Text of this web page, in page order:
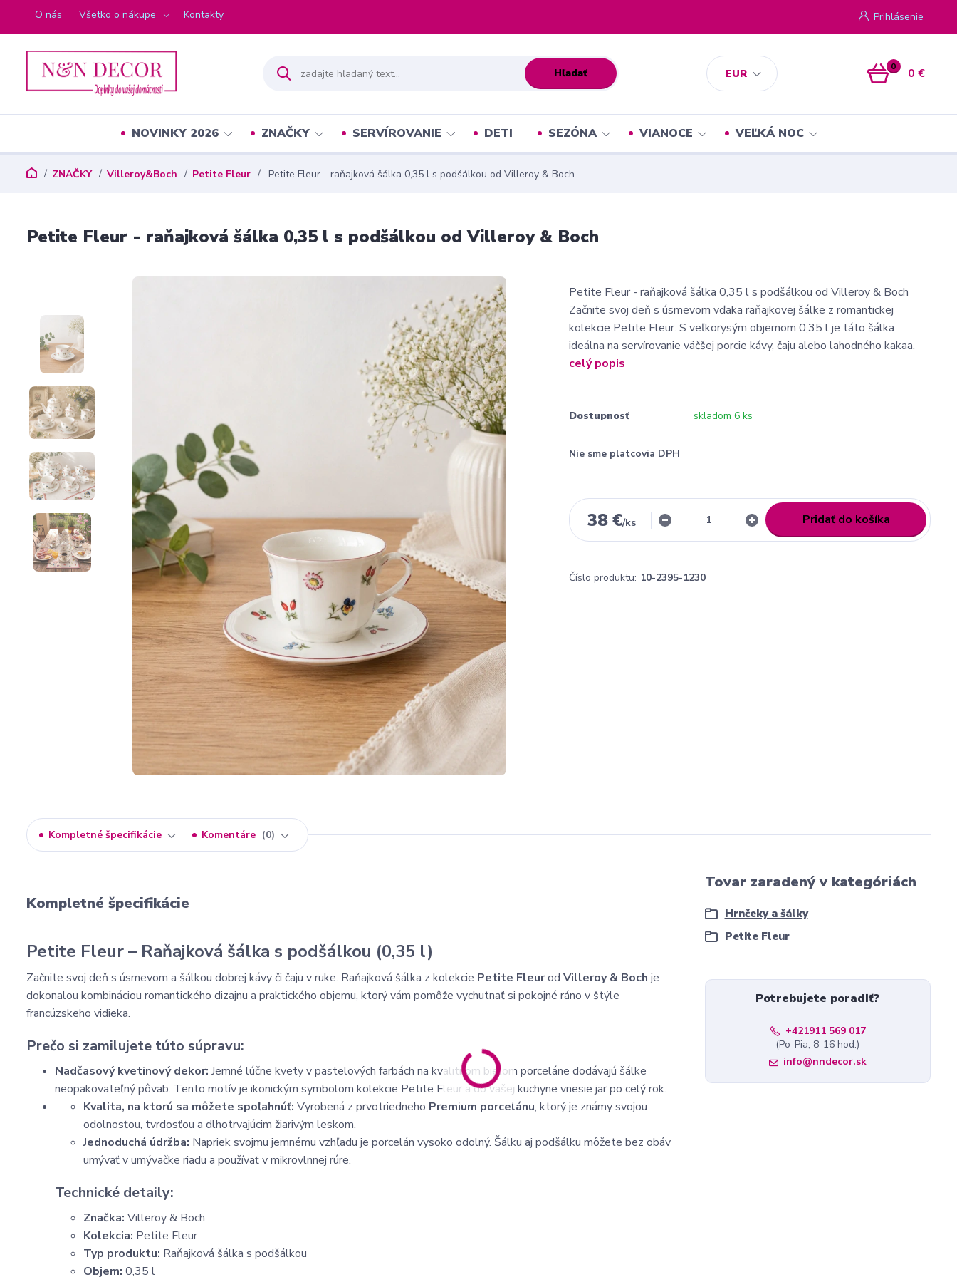
O nás Všetko o nákupe Kontakty
EUR
Prihlásenie
Hľadať 0 0 €
NOVINKY 2026 ZNAČKY SERVÍROVANIE DETI SEZÓNA VIANOCE VEĽKÁ NOC
ZNAČKY Villeroy&Boch Petite Fleur Petite Fleur - raňajková šálka 0,35 l s podšálkou od Villeroy & Boch
Petite Fleur - raňajková šálka 0,35 l s podšálkou od Villeroy & Boch
Petite Fleur - raňajková šálka 0,35 l s podšálkou od Villeroy & Boch
Začnite svoj deň s úsmevom vďaka raňajkovej šálke z romantickej
kolekcie Petite Fleur. S veľkorysým objemom 0,35 l je táto šálka
ideálna na servírovanie väčšej porcie kávy, čaju alebo lahodného kakaa.
celý popis
Dostupnosť skladom 6 ks
Nie sme platcovia DPH
38 €/ks Pridať do košíka
Číslo produktu: 10-2395-1230
Kompletné špecifikácie Komentáre 0
Kompletné špecifikácie
Petite Fleur – Raňajková šálka s podšálkou (0,35 l)
Začnite svoj deň s úsmevom a šálkou dobrej kávy či čaju v ruke. Raňajková šálka z kolekcie Petite Fleurod Villeroy & Boch je
dokonalou kombináciou romantického dizajnu a praktického objemu, ktorý vám pomôže vychutnať si pokojné ráno v štýle
francúzskeho vidieka.
Prečo si zamilujete túto súpravu:
Nadčasový kvetinový dekor: Jemné lúčne kvety v pastelových farbách na kvalitnom bielom porceláne dodávajú šálke
neopakovateľný pôvab. Tento motív je ikonickým symbolom kolekcie Petite Fleur a do vašej kuchyne vnesie jar po celý rok.
Kvalita, na ktorú sa môžete spoľahnúť: Vyrobená z prvotriedneho Premium porcelánu, ktorý je známy svojou
odolnosťou, tvrdosťou a dlhotrvajúcim žiarivým leskom.
Jednoduchá údržba: Napriek svojmu jemnému vzhľadu je porcelán vysoko odolný. Šálku aj podšálku môžete bez obáv
umývať v umývačke riadu a používať v mikrovlnnej rúre.
Technické detaily:
Značka: Villeroy & Boch
Kolekcia: Petite Fleur
Typ produktu: Raňajková šálka s podšálkou
Objem: 0,35 l
Tovar zaradený v kategóriách
Hrnčeky a šálky
Petite Fleur
Potrebujete poradiť?
+421911 569 017
(Po-Pia, 8-16 hod.)
info@nndecor.sk